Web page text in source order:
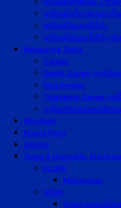
เครื่องชั่งน้ำหนักแบบตั้
เครื่องชั่งแบบตั้งโต๊ะ
เครื่องชั่งแบบตั้งโต๊ะ (กั
Measuring Tools
Caliper
Depth Gauge (เกจวัด
Micrometer
Thickness Gauge (เค
เครื่องวัดความหนาผิวเ
Mitutoyo
Nuova Fima
OHAUS
Temp & Humidity,
FLUKE
Multimeter
HIOKI
Hioki แคลมป์มิเ